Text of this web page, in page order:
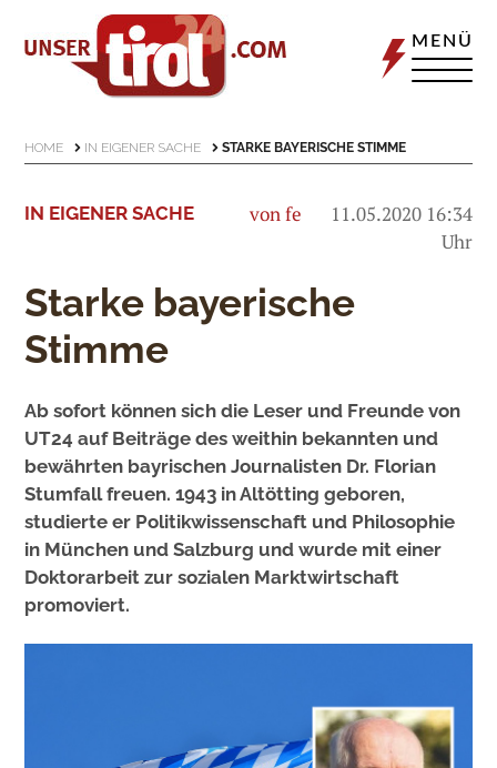
MENÜ
HOME IN EIGENER SACHE STARKE BAYERISCHE STIMME
IN EIGENER SACHE von fe
11.05.2020 16:34
Uhr
Starke bayerische
Stimme
Ab sofort können sich die Leser und Freunde von
UT24 auf Beiträge des weithin bekannten und
bewährten bayrischen Journalisten Dr. Florian
Stumfall freuen. 1943 in Altötting geboren,
studierte er Politikwissenschaft und Philosophie
in München und Salzburg und wurde mit einer
Doktorarbeit zur sozialen Marktwirtschaft
promoviert.